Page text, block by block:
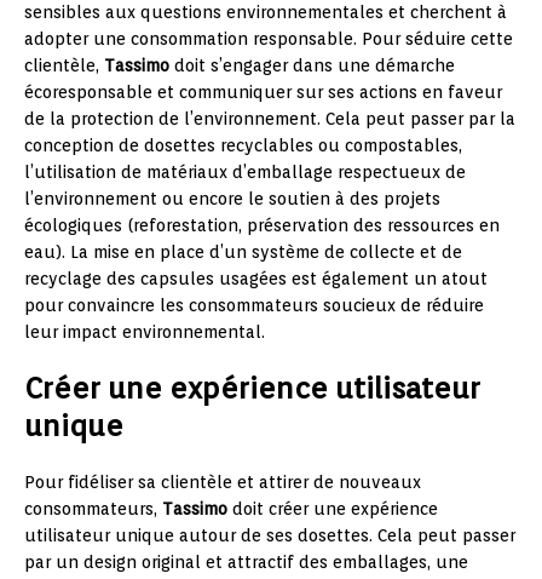
sensibles aux questions environnementales et cherchent à
adopter une consommation responsable. Pour séduire cette
clientèle, Tassimo doit s’engager dans une démarche
écoresponsable et communiquer sur ses actions en faveur
de la protection de l’environnement. Cela peut passer par la
conception de dosettes recyclables ou compostables,
l’utilisation de matériaux d’emballage respectueux de
l’environnement ou encore le soutien à des projets
écologiques (reforestation, préservation des ressources en
eau). La mise en place d’un système de collecte et de
recyclage des capsules usagées est également un atout
pour convaincre les consommateurs soucieux de réduire
leur impact environnemental.
Créer une expérience utilisateur
unique
Pour fidéliser sa clientèle et attirer de nouveaux
consommateurs, Tassimo doit créer une expérience
utilisateur unique autour de ses dosettes. Cela peut passer
par un design original et attractif des emballages, une